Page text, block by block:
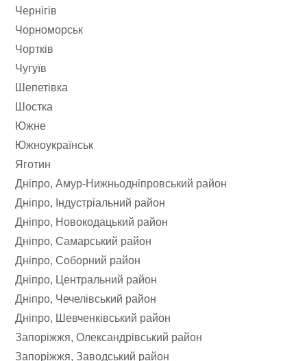
Чернігів
Чорноморськ
Чортків
Чугуїв
Шепетівка
Шостка
Южне
Южноукраїнськ
Яготин
Дніпро, Амур-Нижньодніпровський район
Дніпро, Індустріальний район
Дніпро, Новокодацький район
Дніпро, Самарський район
Дніпро, Соборний район
Дніпро, Центральний район
Дніпро, Чечелівський район
Дніпро, Шевченківський район
Запоріжжя, Олександрівський район
Запоріжжя, Заводський район